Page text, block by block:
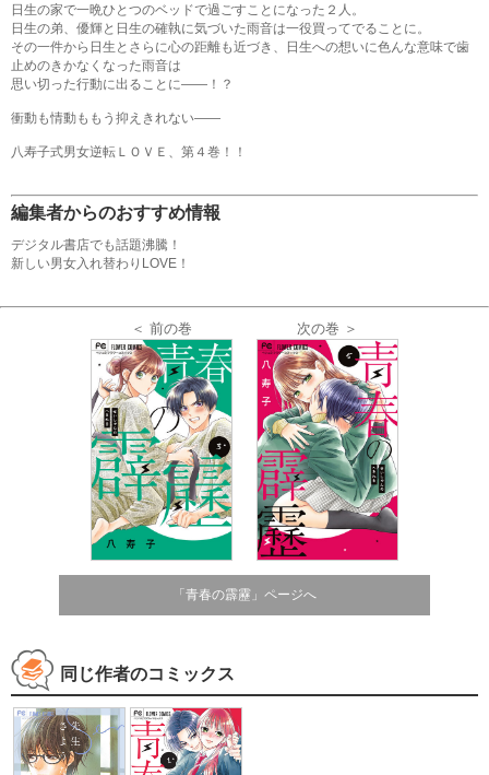
日生の家で一晩ひとつのベッドで過ごすことになった２人。
日生の弟、優輝と日生の確執に気づいた雨音は一役買ってでることに。
その一件から日生とさらに心の距離も近づき、日生への想いに色んな意味で歯
止めのきかなくなった雨音は
思い切った行動に出ることに――！？
衝動も情動ももう抑えきれない――
八寿子式男女逆転ＬＯＶＥ、第４巻！！
編集者からのおすすめ情報
デジタル書店でも話題沸騰！
新しい男女入れ替わりLOVE！
＜ 前の巻 次の巻 ＞
「青春の霹靂」ページへ
同じ作者のコミックス